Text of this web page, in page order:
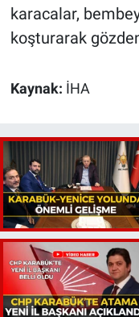
karacalar,
koşturarak
Kaynak: İHA